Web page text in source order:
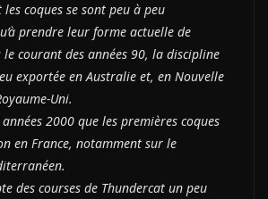
coques se sont peu à peu
prendre leur forme actuelle de
courant des années 90, la discipline
exportée en Australie et, en Nouvelle
Uni.
années 2000 que les premières coques
en France, notamment sur le
des courses de Thundercat un peu